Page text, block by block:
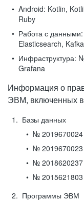
Android: Kotlin,
Ruby
Работа с данными:
Elasticsearch,
Инфраструктура:
Grafana
Информация о
ЭВМ, включенных в
Базы данных
№
№ 2019670023
№ 2018620237
№
Программы ЭВМ